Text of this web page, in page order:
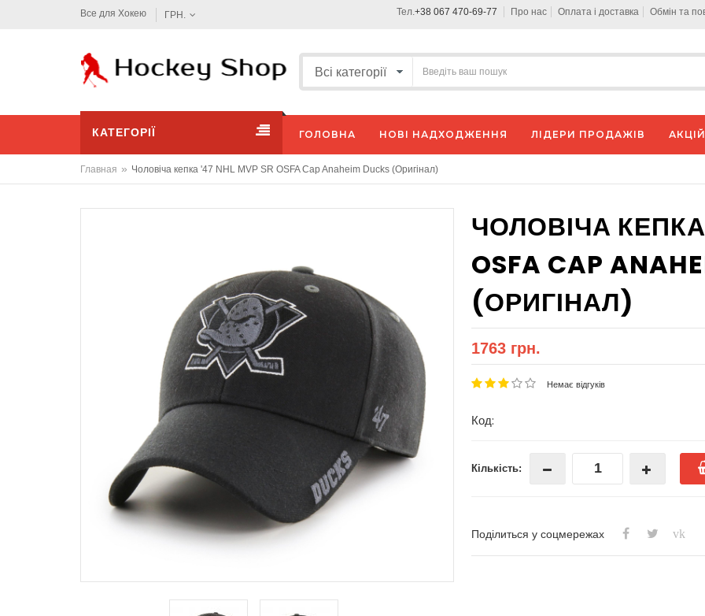
Все для Хокею ГРН. Тел.+38 067 470-69-77 Про нас Оплата і доставка Обмін та
КАТЕГОРІЇ ГОЛОВНА НОВІ НАДХОДЖЕННЯ ЛІДЕРИ ПРОДАЖІВ
Главная » Чоловіча кепка '47 NHL MVP SR OSFA Cap Anaheim Ducks (Оригінал)
ЧОЛОВІЧА КЕПКА
OSFA CAP
(ОРИГІНАЛ)
1763 грн.
Немає відгуків
Код:
Кількість:
Поділиться у соцмережах vk